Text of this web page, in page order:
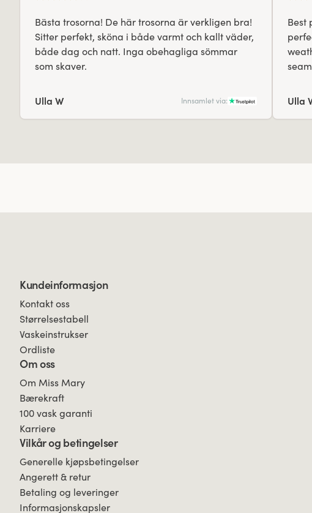
Bästa trosorna! De här trosorna är verkligen bra!
Sitter perfekt, sköna i både varmt och kallt väder,
både dag och natt. Inga obehagliga sömmar
som skaver.
Ulla W Innsamlet via:
Best
Ulla
Kundeinformasjon
Kontakt oss
Størrelsestabell
Vaskeinstrukser
Ordliste
Om oss
Om Miss Mary
Bærekraft
100 vask garanti
Karriere
Vilkår og betingelser
Generelle kjøpsbetingelser
Angerett & retur
Betaling og leveringer
Informasjonskapsler